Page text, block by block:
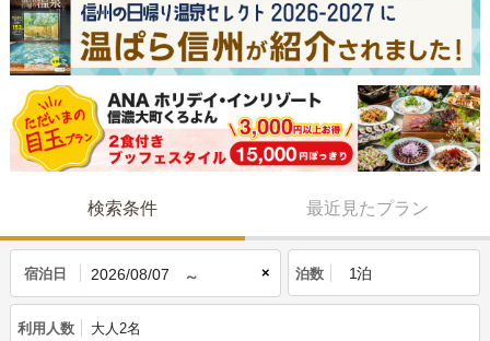
検索条件 最近見たプラン
宿泊日 × 泊数
利用人数 大人2名